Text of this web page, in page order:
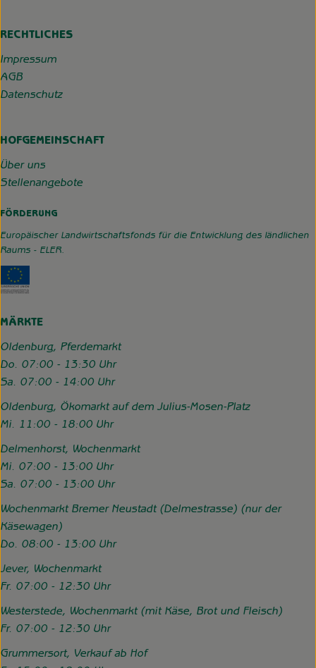
RECHTLICHES
Impressum
AGB
Datenschutz
HOFGEMEINSCHAFT
Über uns
Stellenangebote
FÖRDERUNG
Europäischer Landwirtschaftsfonds für die Entwicklung des ländlichen
Raums - ELER.
MÄRKTE
Oldenburg, Pferdemarkt
Do. 07:00 - 13:30 Uhr
Sa. 07:00 - 14:00 Uhr
Oldenburg, Ökomarkt auf dem Julius-Mosen-Platz
Mi. 11:00 - 18:00 Uhr
Delmenhorst, Wochenmarkt
Mi. 07:00 - 13:00 Uhr
Sa. 07:00 - 13:00 Uhr
Wochenmarkt Bremer Neustadt (Delmestrasse) (nur der
Käsewagen)
Do. 08:00 - 13:00 Uhr
Jever, Wochenmarkt
Fr. 07:00 - 12:30 Uhr
Westerstede, Wochenmarkt (mit Käse, Brot und Fleisch)
Fr. 07:00 - 12:30 Uhr
Grummersort, Verkauf ab Hof